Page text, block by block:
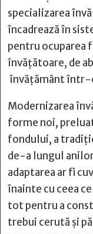
specializarea
încadrează în
pentru
învățătoare, de
învățământ într-
Modernizarea
forme noi,
fondului, a
de-a lungul
adaptarea ar fi
înainte cu ceea
tot pentru a
trebui cerută și